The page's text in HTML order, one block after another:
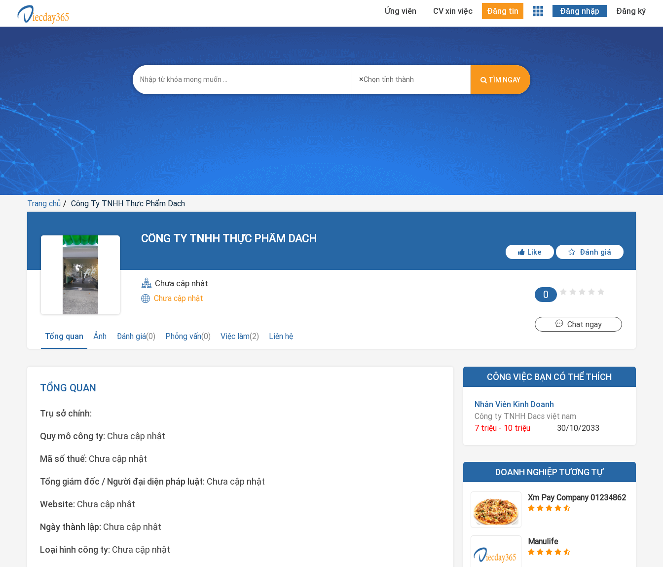
Ứng viên CV xin việc Đăng tin Đăng nhập Đăng ký
×Chọn tỉnh thành TÌM NGAY
Trang chủ Công Ty TNHH Thực Phẩm Dach
CÔNG TY TNHH THỰC PHẨM DACH
Like Đánh giá
0
Chưa cập nhật
Chưa cập nhật
Chat ngay
Tổng quan
Ảnh Đánh giá(0) Phỏng vấn(0) Việc làm(2) Liên hệ
TỔNG QUAN
Trụ sở chính:
Quy mô công ty: Chưa cập nhật
Mã số thuế: Chưa cập nhật
Tổng giám đốc / Người đại diện pháp luật: Chưa cập nhật
Website: Chưa cập nhật
Ngày thành lập: Chưa cập nhật
Loại hình công ty: Chưa cập nhật
CÔNG VIỆC BẠN CÓ THỂ THÍCH
Nhân Viên Kinh Doanh
Công ty TNHH Dacs việt nam
7 triệu - 10 triệu
30/10/2033
DOANH NGHIỆP TƯƠNG TỰ
Xm Pay Company 01234862
Manulife